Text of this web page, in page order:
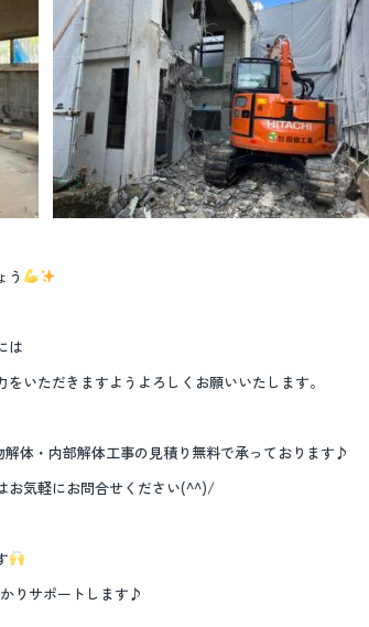
う
は
いただきますようよろしくお願いいたします。
体・内部解体工事の見積り無料で承っております♪
お気軽にお問合せください(^^)/
りサポートします♪